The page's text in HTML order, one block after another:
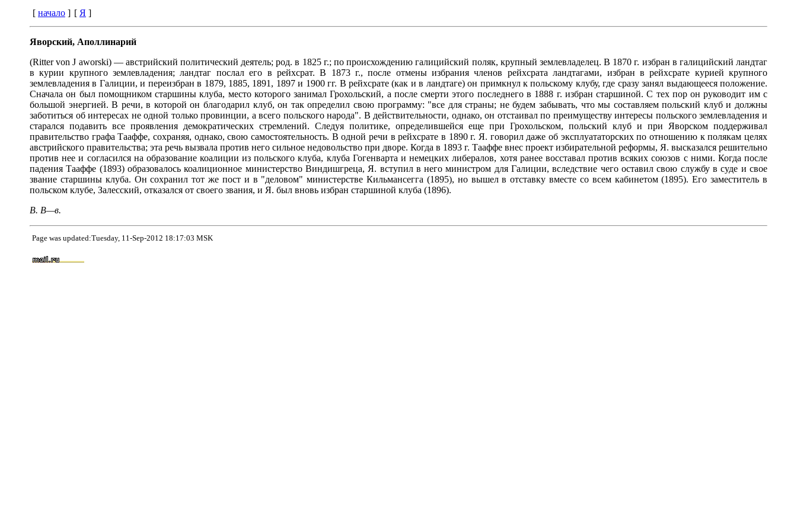
[ начало ] [ Я ]
Яворский, Аполлинарий
(Ritter von J aworski) — австрийский политический деятель; род. в 1825 г.; по происхождению галицийский поляк, крупный землевладелец. В 1870 г. избран в галицийский ландтаг
в курии крупного землевладения; ландтаг послал его в рейхсрат. В 1873 г., после отмены избрания членов рейхсрата ландтагами, избран в рейхсрате курией крупного
землевладения в Галиции, и переизбран в 1879, 1885, 1891, 1897 и 1900 гг. В рейхсрате (как и в ландтаге) он примкнул к польскому клубу, где сразу занял выдающееся положение.
Сначала он был помощником старшины клуба, место которого занимал Грохольский, а после смерти этого последнего в 1888 г. избран старшиной. С тех пор он руководит им с
большой энергией. В речи, в которой он благодарил клуб, он так определил свою программу: "все для страны; не будем забывать, что мы составляем польский клуб и должны
заботиться об интересах не одной только провинции, а всего польского народа". В действительности, однако, он отстаивал по преимуществу интересы польского землевладения и
старался подавить все проявления демократических стремлений. Следуя политике, определившейся еще при Грохольском, польский клуб и при Яворском поддерживал
правительство графа Тааффе, сохраняя, однако, свою самостоятельность. В одной речи в рейхсрате в 1890 г. Я. говорил даже об эксплуататорских по отношению к полякам целях
австрийского правительства; эта речь вызвала против него сильное недовольство при дворе. Когда в 1893 г. Тааффе внес проект избирательной реформы, Я. высказался решительно
против нее и согласился на образование коалиции из польского клуба, клуба Гогенварта и немецких либералов, хотя ранее восставал против всяких союзов с ними. Когда после
падения Тааффе (1893) образовалось коалиционное министерство Виндишгреца, Я. вступил в него министром для Галиции, вследствие чего оставил свою службу в суде и свое
звание старшины клуба. Он сохранил тот же пост и в "деловом" министерстве Кильмансегга (1895), но вышел в отставку вместе со всем кабинетом (1895). Его заместитель в
польском клубе, Залесский, отказался от своего звания, и Я. был вновь избран старшиной клуба (1896).
В. В—в.
Page was updated:Tuesday, 11-Sep-2012 18:17:03 MSK